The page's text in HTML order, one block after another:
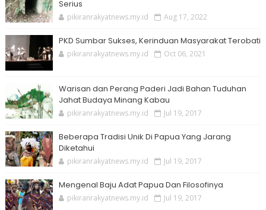
Serius
pikiranrakyatnews.my.id Aug 17, 2022
PKD Sumbar Sukses, Kerinduan Masyarakat Terobati
pikiranrakyatnews.my.id Oct 06, 2021
Warisan dan Perang Paderi Jadi Bahan Tuduhan
Jahat Budaya Minang Kabau
pikiranrakyatnews.my.id Jul 19, 2017
Beberapa Tradisi Unik Di Papua Yang Jarang
Diketahui
pikiranrakyatnews.my.id Jul 19, 2017
Mengenal Baju Adat Papua Dan Filosofinya
pikiranrakyatnews.my.id Jul 19, 2017